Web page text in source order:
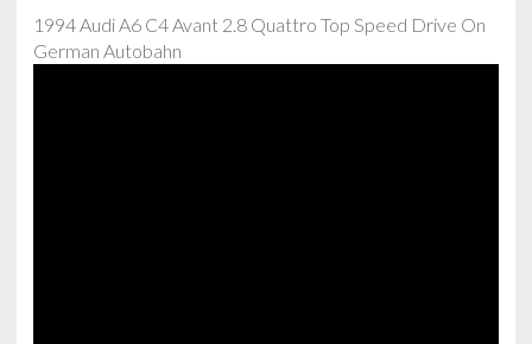
1994 Audi A6 C4 Avant 2.8 Quattro Top Speed Drive On
German Autobahn